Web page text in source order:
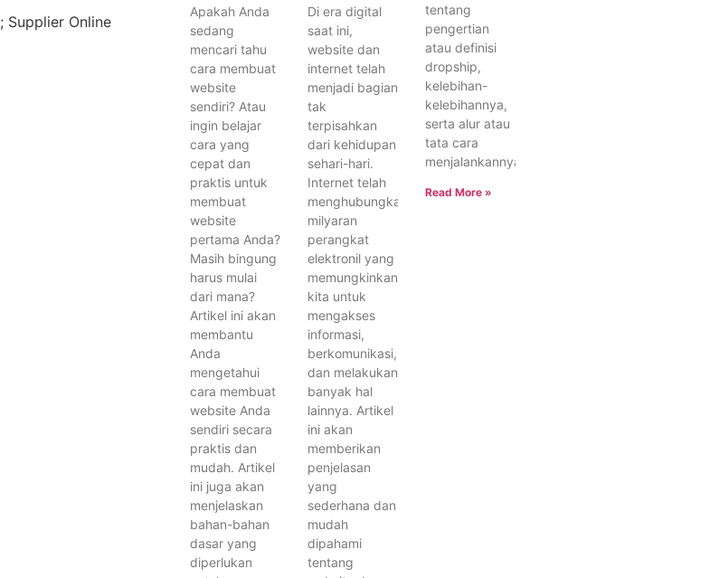
; Supplier Online
Apakah Anda
sedang
mencari tahu
cara membuat
website
sendiri? Atau
ingin belajar
cara yang
cepat dan
praktis untuk
membuat
website
pertama Anda?
Masih bingung
harus mulai
dari mana?
Artikel ini akan
membantu
Anda
mengetahui
cara membuat
website Anda
sendiri secara
praktis dan
mudah. Artikel
ini juga akan
menjelaskan
bahan-bahan
dasar yang
diperlukan
Di era digital
saat ini,
website dan
internet telah
menjadi bagian
tak
terpisahkan
dari kehidupan
sehari-hari.
Internet telah
menghubungkan
milyaran
perangkat
elektronil yang
memungkinkan
kita untuk
mengakses
informasi,
berkomunikasi,
dan melakukan
banyak hal
lainnya. Artikel
ini akan
memberikan
penjelasan
yang
sederhana dan
mudah
dipahami
tentang
tentang
pengertian
atau definisi
dropship,
kelebihan-
kelebihannya,
serta alur atau
tata cara
menjalankannya.
Read More »